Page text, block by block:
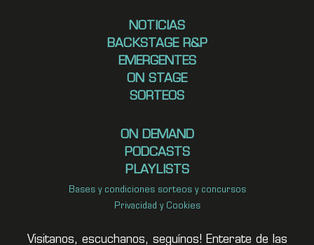
NOTICIAS
BACKSTAGE R&P
EMERGENTES
ON STAGE
SORTEOS
ON DEMAND
PODCASTS
PLAYLISTS
Bases y condiciones sorteos y concursos
Privacidad y Cookies
Visitanos, escuchanos, seguínos! Enterate de las